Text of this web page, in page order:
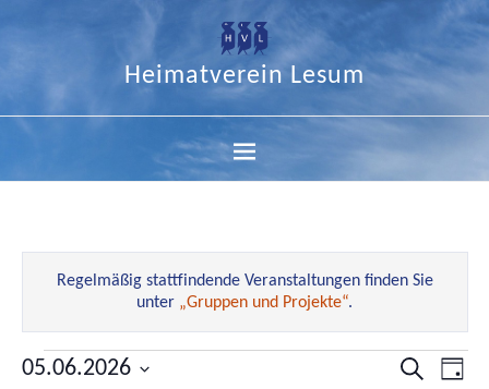
Heimatverein Lesum
Regelmäßig stattfindende Veranstaltungen finden Sie
unter „Gruppen und Projekte“.
Suche
Tag
05.06.2026